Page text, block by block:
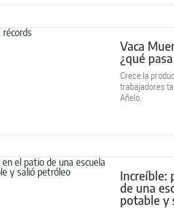
Vaca
¿qué
Crece la
trabajadores
Añelo.
Increíble:
de una
potable y